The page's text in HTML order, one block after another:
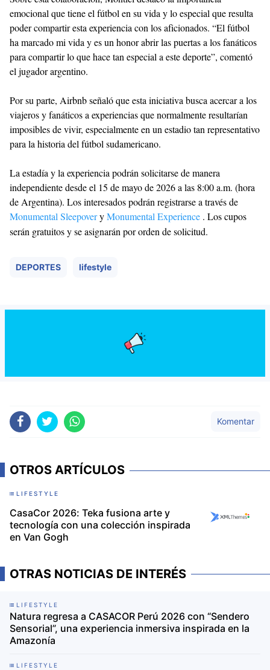
emocional que tiene el fútbol en su vida y lo especial que resulta
poder compartir esta experiencia con los aficionados. “El fútbol
ha marcado mi vida y es un honor abrir las puertas a los fanáticos
para compartir lo que hace tan especial a este deporte”, comentó
el jugador argentino.
Por su parte, Airbnb señaló que esta iniciativa busca acercar a los
viajeros y fanáticos a experiencias que normalmente resultarían
imposibles de vivir, especialmente en un estadio tan representativo
para la historia del fútbol sudamericano.
La estadía y la experiencia podrán solicitarse de manera
independiente desde el 15 de mayo de 2026 a las 8:00 a.m. (hora
de Argentina). Los interesados podrán registrarse a través de
Monumental SleepoveryMonumental Experience . Los cupos
serán gratuitos y se asignarán por orden de solicitud.
DEPORTES lifestyle
Komentar
OTROS ARTÍCULOS
LIFESTYLE
CasaCor 2026: Teka fusiona arte y
tecnología con una colección inspirada
en Van Gogh
OTRAS NOTICIAS DE INTERÉS
LIFESTYLE
Natura regresa a CASACOR Perú 2026 con “Sendero
Sensorial”, una experiencia inmersiva inspirada en la
Amazonía
LIFESTYLE